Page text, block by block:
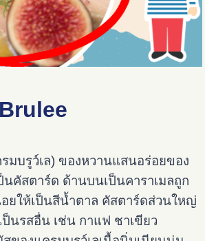
มบรูว์เล) ของหวานแสนอร่อยของ
นคัสตาร์ด ด้านบนเป็นคาราเมลถูก
อยให้เป็นสีน้ำตาล คัสตาร์ดส่วนใหญ่
ป็นรสอื่น เช่น กาแฟ ชาเขียว